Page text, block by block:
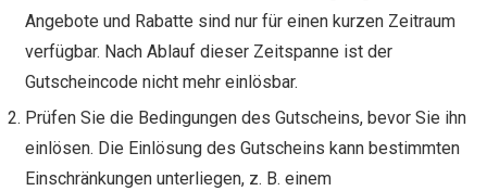
Angebote und Rabatte sind nur für einen kurzen Zeitraum
verfügbar. Nach Ablauf dieser Zeitspanne ist der
Gutscheincode nicht mehr einlösbar.
Prüfen Sie die Bedingungen des Gutscheins, bevor Sie ihn
einlösen. Die Einlösung des Gutscheins kann bestimmten
Einschränkungen unterliegen, z. B. einem